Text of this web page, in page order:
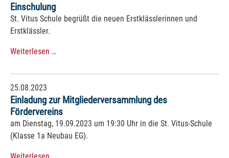
Einschulung
St. Vitus Schule begrüßt die neuen Erstklässlerinnen und
Erstklässler.
Weiterlesen …
25.08.2023
Einladung zur Mitgliederversammlung des
Fördervereins
am Dienstag, 19.09.2023 um 19:30 Uhr in die St. Vitus-Schule
(Klasse 1a Neubau EG).